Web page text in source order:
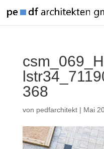
368
von pedfarchitekt| Mai